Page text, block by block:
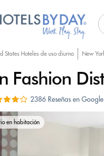
States Hoteles de uso diurno New
Fashion
2386 Reseñas en Google
en habitación